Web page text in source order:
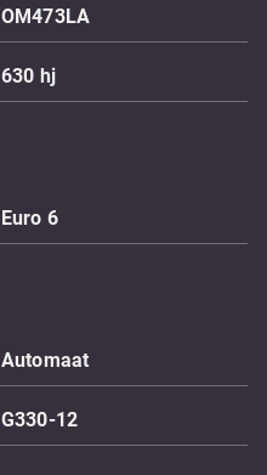
OM473LA
630 hj
Euro 6
Automaat
G330-12